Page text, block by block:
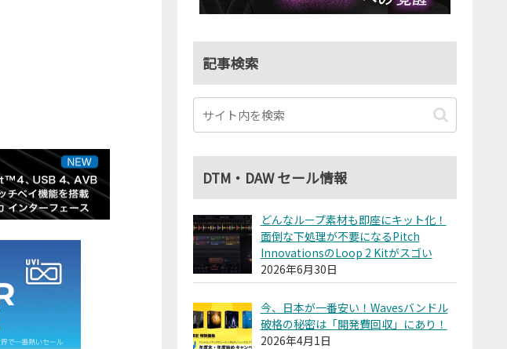
記事検索
DTM・DAW セール情報
どんなループ素材も即座にキット化！
面倒な下処理が不要になるPitch
InnovationsのLoop 2 Kitがスゴい
2026年6月30日
今、日本が一番安い！Wavesバンドル
破格の秘密は「開発費回収」にあり！
2026年4月1日